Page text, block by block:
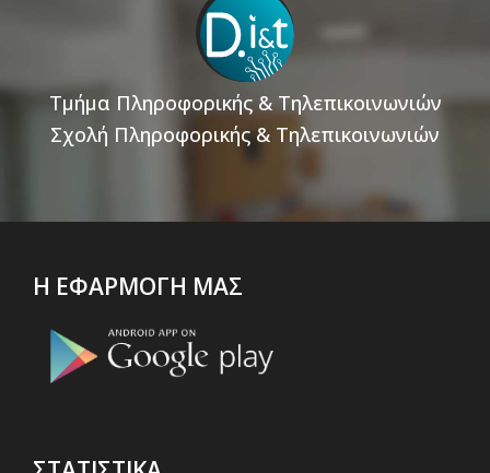
Τμήμα Πληροφορικής & Τηλεπικοινωνιών
Σχολή Πληροφορικής & Τηλεπικοινωνιών
Η ΕΦΑΡΜΟΓΗ ΜΑΣ